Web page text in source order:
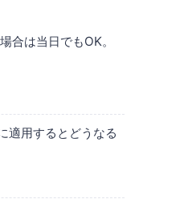
合は当日でもOK。
適用するとどうなる